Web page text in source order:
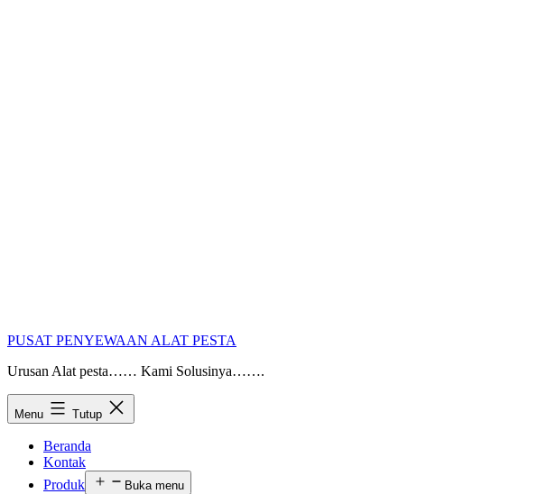
PUSAT PENYEWAAN ALAT PESTA
Urusan Alat pesta…… Kami Solusinya…….
Menu Tutup
Beranda
Kontak
Produk
Buka menu